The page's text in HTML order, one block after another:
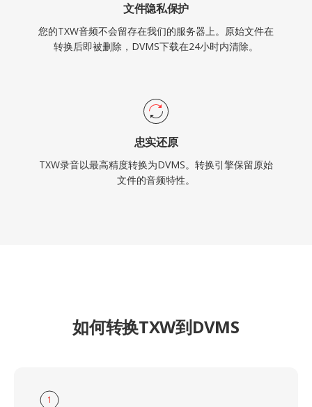
文件隐私保护
您的TXW音频不会留存在我们的服务器上。原始文件在
转换后即被删除，DVMS下载在24小时内清除。
忠实还原
TXW录音以最高精度转换为DVMS。转换引擎保留原始
文件的音频特性。
如何转换TXW到DVMS
1